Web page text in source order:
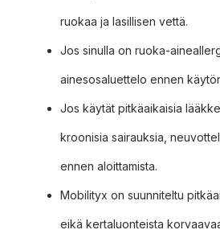
ruokaa ja lasillisen vettä.
Jos sinulla on ruoka-
ainesosaluettelo ennen
Jos käytät pitkäaikaisia
kroonisia sairauksia,
ennen aloittamista.
Mobilityx on suunniteltu
eikä kertaluonteista